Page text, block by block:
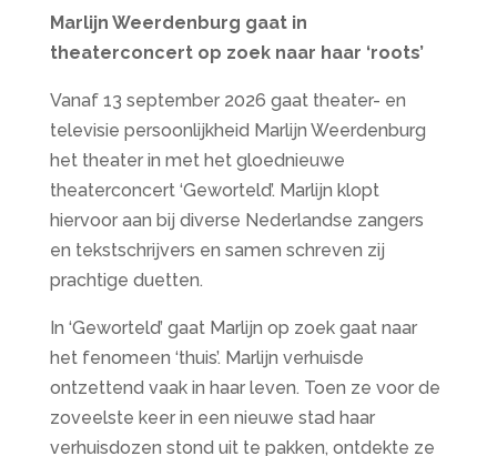
Marlijn Weerdenburg gaat in
theaterconcert op zoek naar haar ‘roots’
Vanaf 13 september 2026 gaat theater- en
televisie persoonlijkheid Marlijn Weerdenburg
het theater in met het gloednieuwe
theaterconcert ‘Geworteld’. Marlijn klopt
hiervoor aan bij diverse Nederlandse zangers
en tekstschrijvers en samen schreven zij
prachtige duetten.
In ‘Geworteld’ gaat Marlijn op zoek gaat naar
het fenomeen ‘thuis’. Marlijn verhuisde
ontzettend vaak in haar leven. Toen ze voor de
zoveelste keer in een nieuwe stad haar
verhuisdozen stond uit te pakken, ontdekte ze